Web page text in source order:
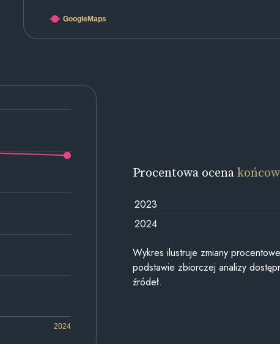
GoogleMaps
2024
Procentowa ocena
2023
2024
Wykres ilustruje zmiany
podstawie zbiorczej analizy
źródeł.